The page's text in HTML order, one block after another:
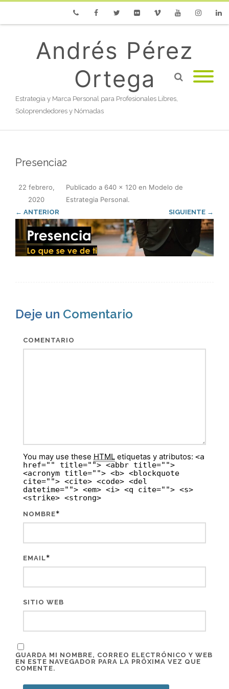
Andrés Pérez
Ortega
Estrategia y Marca Personal para Profesionales Libres,
Soloprendedores y Nómadas
Presencia2
Publicado
22 febrero,
2020
a 640 × 120 en Modelo de
Estrategia Personal.
← ANTERIOR SIGUIENTE →
Deje un Comentario
COMENTARIO
You may use these HTML etiquetas y atributos: <a
href="" title=""> <abbr title="">
<acronym title=""> <b> <blockquote
cite=""> <cite> <code> <del
datetime=""> <em> <i> <q cite=""> <s>
<strike> <strong>
NOMBRE*
EMAIL*
SITIO WEB
GUARDA MI NOMBRE, CORREO ELECTRÓNICO Y WEB
EN ESTE NAVEGADOR PARA LA PRÓXIMA VEZ QUE
COMENTE.